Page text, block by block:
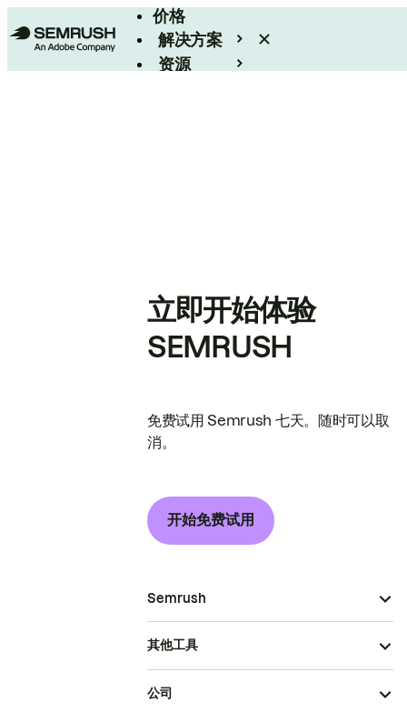
价格
解决方案
资源
立即开始体验
SEMRUSH
免费试用 Semrush 七天。随时可以取
消。
开始免费试用
Semrush
其他工具
公司